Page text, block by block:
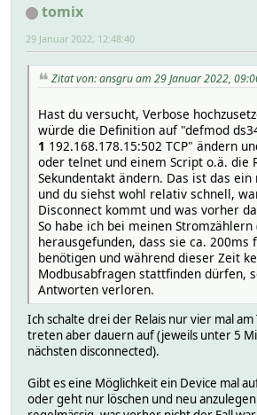
attr ds3484 obj-c26-reading Relais27
attr ds3484 obj-c27-hint 0,1
attr ds3484 obj-c27-reading
attr ds3484 obj-c27-set 1
attr ds3484 obj-c28-hint 0,1
attr ds3484 obj-c28-set 1
attr ds3484 obj-c29-hint 0,1
attr ds3484 obj-c29-reading
attr ds3484 obj-c29-set 1
attr ds3484 obj-c3-hint 0,1
attr ds3484 obj-c3-reading
attr ds3484 obj-c3-set 1
attr ds3484 obj-c30-hint 0,1
attr ds3484 obj-c30-reading
attr ds3484 obj-c30-set 1
attr ds3484 obj-c31-hint 0,1
attr ds3484 obj-c31-reading Relais32
attr ds3484 obj-c31-set 1
attr ds3484 obj-c4-hint 0,1
attr ds3484 obj-c4-reading Relais5
attr ds3484 obj-c4-set 1
attr ds3484 obj-c5-hint 0,1
attr ds3484 obj-c5-reading Relais6
attr ds3484 obj-c5-set 1
tomix
29 Januar 2022, 12:48:40
Zitat von: ansgru am 29 Januar 2022,
Hast du versucht, Verbose
würde die Definition auf "defmod
1 192.168.178.15:502 TCP" ändern
oder telnet und einem Script o.ä. die
Sekundentakt ändern. Das ist das
und du siehst wohl relativ schnell,
Disconnect kommt und was vorher
So habe ich bei meinen Stromzählern
herausgefunden, dass sie ca.
benötigen und während dieser Zeit
Modbusabfragen stattfinden dürfen,
Antworten verloren.
Ich schalte drei der Relais nur vier mal am
treten aber dauern auf (jeweils unter 5
nächsten disconnected).
Gibt es eine Möglichkeit ein Device mal
oder geht nur löschen und neu